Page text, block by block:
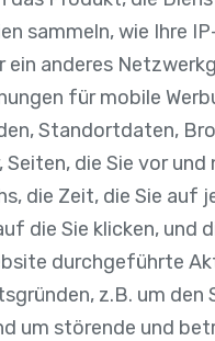
sammeln, wie Ihre
anderes
für mobile
Standortdaten,
die Sie vor und
die Zeit, die Sie auf
die Sie klicken, und
durchgeführte
z.B. um
um störende und